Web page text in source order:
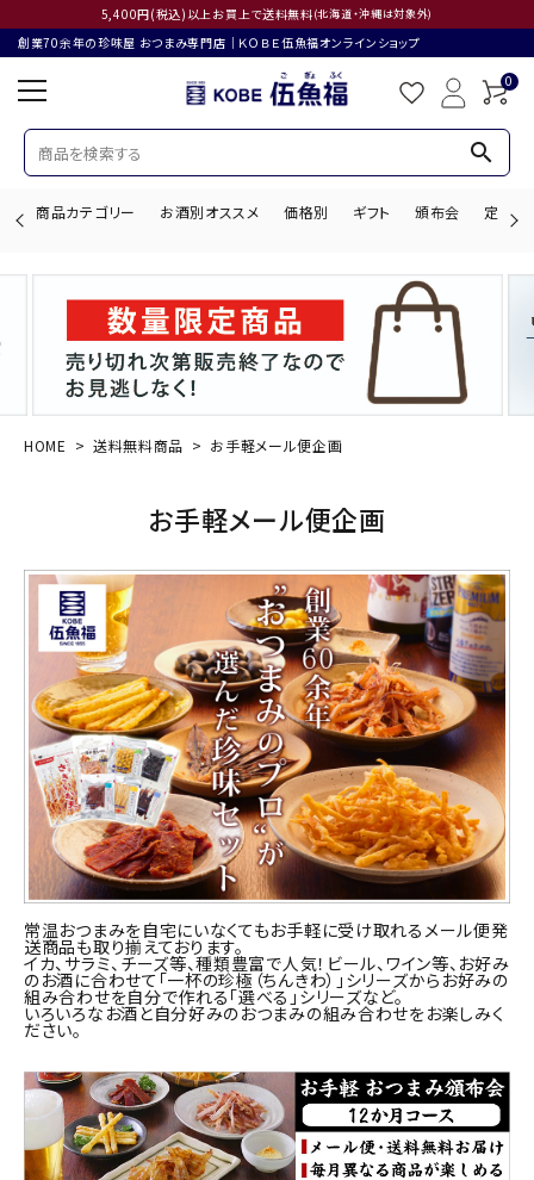
5,400円(税込)以上お買上で送料無料(北海道・沖縄は対象外)
創業70余年の珍味屋 おつまみ専門店│ＫＯＢＥ伍魚福オンラインショップ
0
search
商品カテゴリー お酒別オススメ 価格別 ギフト 頒布会 定期購
search
ACCOUNT MENU
お酒別オススメ
価格別
お問い合わせ
ご利用ガイド
直営店
HOME 送料無料商品 お手軽メール便企画
お手軽メール便企画
常温おつまみを自宅にいなくてもお手軽に受け取れるメール便発
送商品も取り揃えております。
イカ、サラミ、チーズ等、種類豊富で人気！ビール、ワイン等、お好み
のお酒に合わせて「一杯の珍極（ちんきわ）」シリーズからお好みの
組み合わせを自分で作れる「選べる」シリーズなど。
いろいろなお酒と自分好みのおつまみの組み合わせをお楽しみく
ださい。